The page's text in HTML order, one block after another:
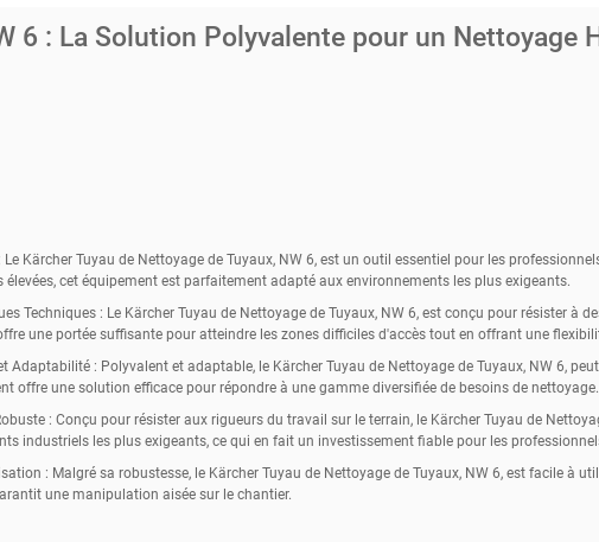
6 : La Solution Polyvalente pour un Nettoyage
Le Kärcher Tuyau de Nettoyage de Tuyaux, NW 6, est un outil essentiel pour les
élevées, cet équipement est parfaitement adapté aux environnements les plus exigeants.
Techniques : Le Kärcher Tuyau de Nettoyage de Tuyaux, NW 6, est conçu pour résister
une portée suffisante pour atteindre les zones difficiles d'accès tout en offrant une
Adaptabilité : Polyvalent et adaptable, le Kärcher Tuyau de Nettoyage de Tuyaux, NW 6,
offre une solution efficace pour répondre à une gamme diversifiée de besoins de nettoyage.
: Conçu pour résister aux rigueurs du travail sur le terrain, le Kärcher Tuyau de
industriels les plus exigeants, ce qui en fait un investissement fiable pour les
: Malgré sa robustesse, le Kärcher Tuyau de Nettoyage de Tuyaux, NW 6, est facile
une manipulation aisée sur le chantier.